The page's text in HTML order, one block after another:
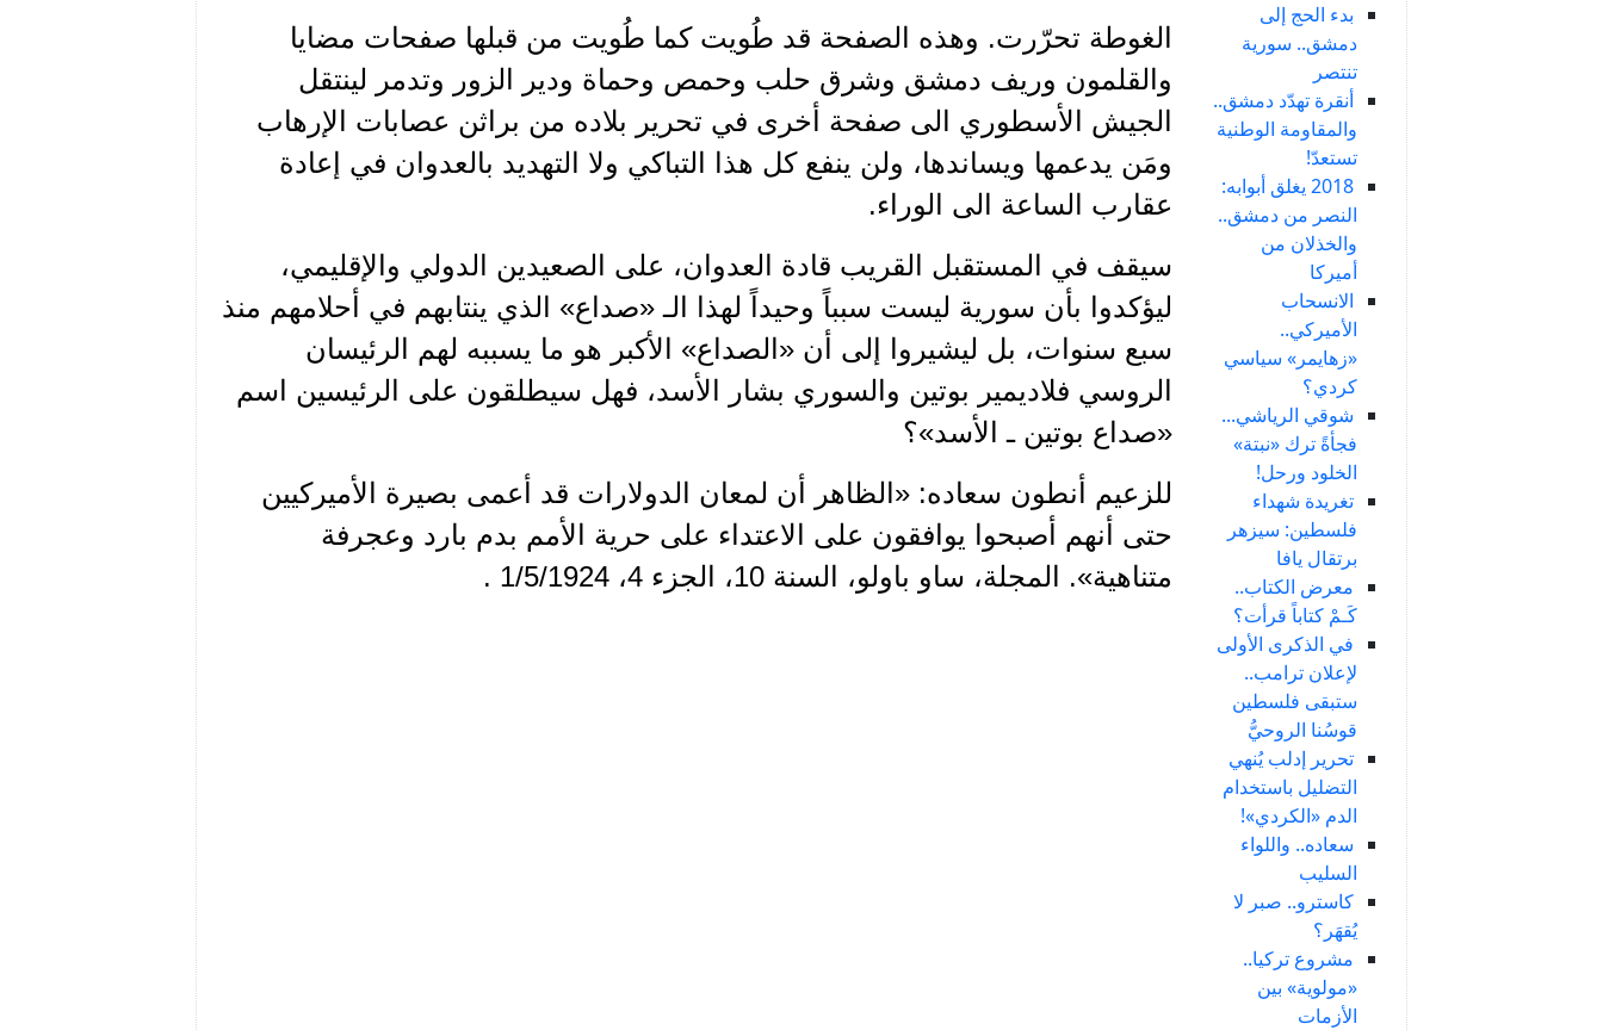
بدء الحج إلى
دمشق.. سورية
تنتصر
أنقرة تهدّد دمشق..
والمقاومة الوطنية
تستعدّ!
2018 يغلق أبوابه:
النصر من دمشق..
والخذلان من
أميركا
الانسحاب
الأميركي..
«زهايمر» سياسي
كردي؟
شوقي الرياشي...
فجأةً ترك «نبتة»
الخلود ورحل!
تغريدة شهداء
فلسطين: سيزهر
برتقال يافا
معرض الكتاب..
كَـمْ كتاباً قرأت؟
في الذكرى الأولى
لإعلان ترامب..
ستبقى فلسطين
قوسُنا الروحيُّ
تحرير إدلب يُنهي
التضليل باستخدام
الدم «الكردي»!
سعاده.. واللواء
السليب
كاسترو.. صبر لا
يُقهَر؟
مشروع تركيا..
«مولوية» بين
الأزمات
الغوطة تحرّرت. وهذه الصفحة قد طُويت كما طُويت من قبلها صفحات مضايا
والقلمون وريف دمشق وشرق حلب وحمص وحماة ودير الزور وتدمر لينتقل
الجيش الأسطوري الى صفحة أخرى في تحرير بلاده من براثن عصابات الإرهاب
ومَن يدعمها ويساندها، ولن ينفع كل هذا التباكي ولا التهديد بالعدوان في إعادة
عقارب الساعة الى الوراء.
سيقف في المستقبل القريب قادة العدوان، على الصعيدين الدولي والإقليمي،
ليؤكدوا بأن سورية ليست سبباً وحيداً لهذا الـ «صداع» الذي ينتابهم في أحلامهم منذ
سبع سنوات، بل ليشيروا إلى أن «الصداع» الأكبر هو ما يسببه لهم الرئيسان
الروسي فلاديمير بوتين والسوري بشار الأسد، فهل سيطلقون على الرئيسين اسم
«صداع بوتين ـ الأسد»؟
للزعيم أنطون سعاده: «الظاهر أن لمعان الدولارات قد أعمى بصيرة الأميركيين
حتى أنهم أصبحوا يوافقون على الاعتداء على حرية الأمم بدم بارد وعجرفة
متناهية». المجلة، ساو باولو، السنة 10، الجزء 4، 1/5/1924 .